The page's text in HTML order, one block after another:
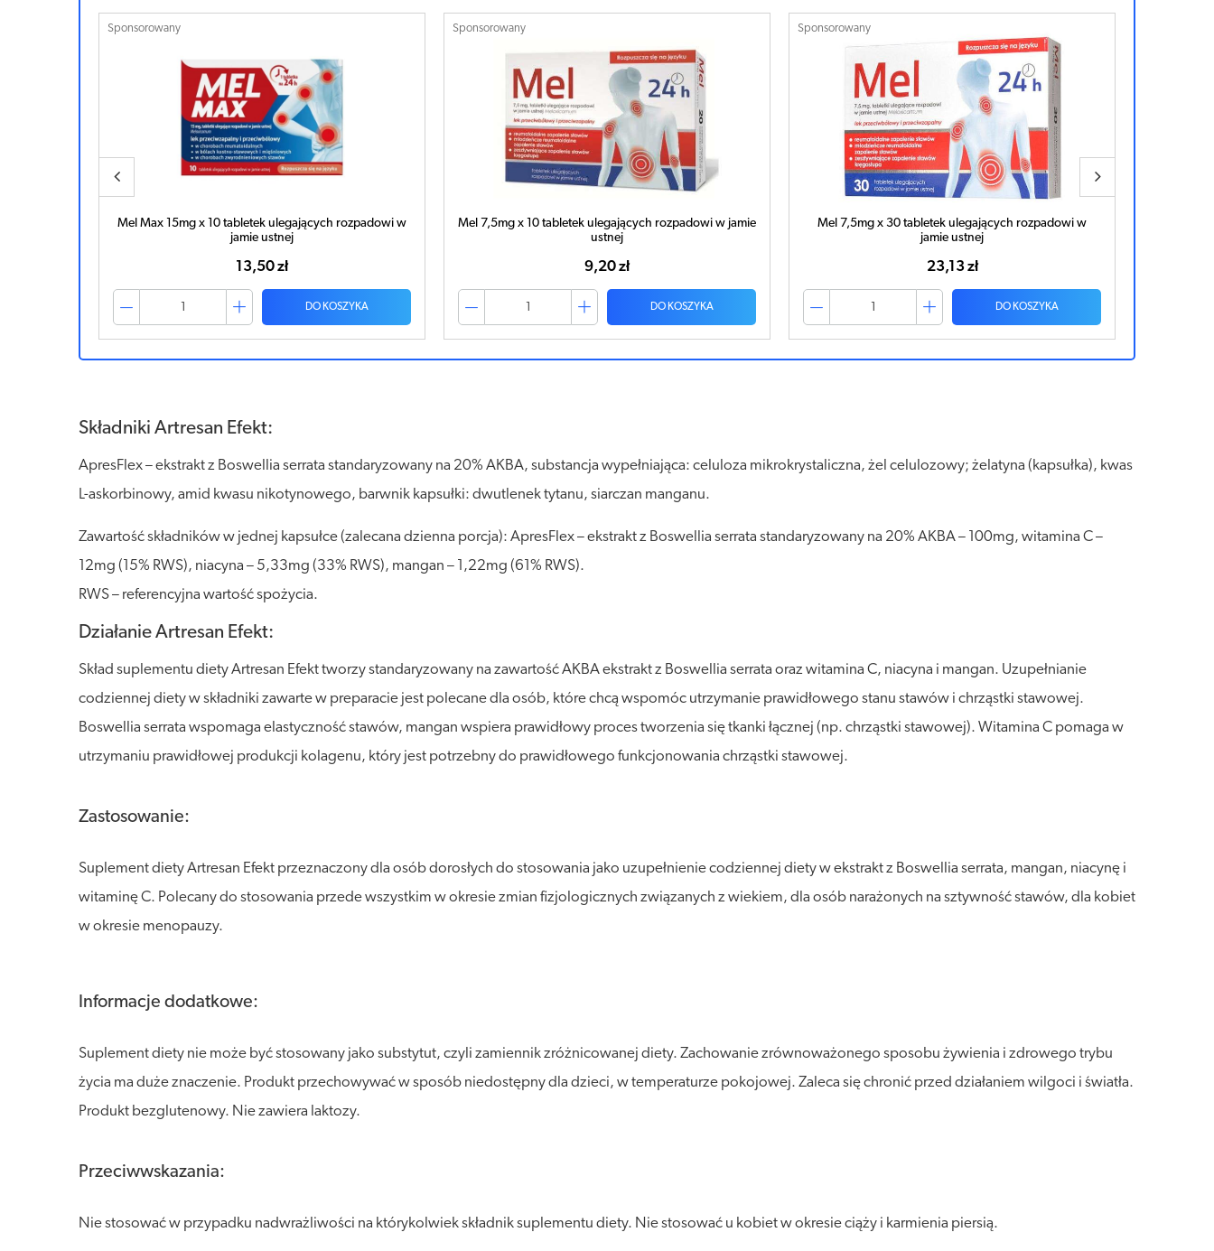
Sponsorowany
Mel 7,5mg x 10 tabletek ulegających rozpadowi w jamie
ustnej
9,20 zł
DO KOSZYKA
Sponsorowany
Mel 7,5mg x 30 tabletek ulegających rozpadowi w
jamie ustnej
23,13 zł
DO KOSZYKA
Sponsorowany
Mel 7,5mg x 20 tabletek ulegających rozpadowi w
jamie ustnej
16,08 zł
DO KOSZYKA
Składniki Artresan Efekt:
ApresFlex – ekstrakt z Boswellia serrata standaryzowany na 20% AKBA, substancja wypełniająca: celuloza mikrokrystaliczna, żel celulozowy; żelatyna (kapsułka), kwas
L-askorbinowy, amid kwasu nikotynowego, barwnik kapsułki: dwutlenek tytanu, siarczan manganu.
Zawartość składników w jednej kapsułce (zalecana dzienna porcja): ApresFlex – ekstrakt z Boswellia serrata standaryzowany na 20% AKBA – 100mg, witamina C –
12mg (15% RWS), niacyna – 5,33mg (33% RWS), mangan – 1,22mg (61% RWS).
RWS – referencyjna wartość spożycia.
Działanie Artresan Efekt:
Skład suplementu diety Artresan Efekt tworzy standaryzowany na zawartość AKBA ekstrakt z Boswellia serrata oraz witamina C, niacyna i mangan. Uzupełnianie
codziennej diety w składniki zawarte w preparacie jest polecane dla osób, które chcą wspomóc utrzymanie prawidłowego stanu stawów i chrząstki stawowej.
Boswellia serrata wspomaga elastyczność stawów, mangan wspiera prawidłowy proces tworzenia się tkanki łącznej (np. chrząstki stawowej). Witamina C pomaga w
utrzymaniu prawidłowej produkcji kolagenu, który jest potrzebny do prawidłowego funkcjonowania chrząstki stawowej.
Zastosowanie:
Suplement diety Artresan Efekt przeznaczony dla osób dorosłych do stosowania jako uzupełnienie codziennej diety w ekstrakt z Boswellia serrata, mangan, niacynę i
witaminę C. Polecany do stosowania przede wszystkim w okresie zmian fizjologicznych związanych z wiekiem, dla osób narażonych na sztywność stawów, dla kobiet
w okresie menopauzy.
Informacje dodatkowe:
Suplement diety nie może być stosowany jako substytut, czyli zamiennik zróżnicowanej diety. Zachowanie zrównoważonego sposobu żywienia i zdrowego trybu
życia ma duże znaczenie. Produkt przechowywać w sposób niedostępny dla dzieci, w temperaturze pokojowej. Zaleca się chronić przed działaniem wilgoci i światła.
Produkt bezglutenowy. Nie zawiera laktozy.
Przeciwwskazania:
Nie stosować w przypadku nadwrażliwości na którykolwiek składnik suplementu diety. Nie stosować u kobiet w okresie ciąży i karmienia piersią.